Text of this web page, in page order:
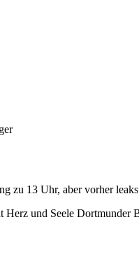
zu 13 Uhr, aber vorher
Herz und Seele Dortmunder